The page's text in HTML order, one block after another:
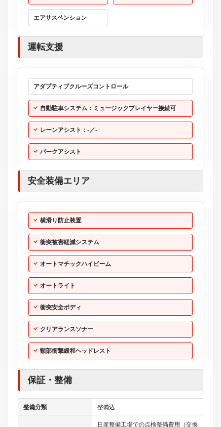
エアサスペンション
運転支援
アダプティブクルーズコントロール
自動駐車システム：ミュージックプレイヤー接続可
レーンアシスト：-／-
パークアシスト
安全装備エリア
横滑り防止装置
衝突被害軽減システム
オートマチックハイビーム
オートライト
衝突安全ボディ
クリアランスソナー
頸部衝撃緩和ヘッドレスト
保証・整備
整備分類 整備込
日産整備工場での点検整備費用（交換